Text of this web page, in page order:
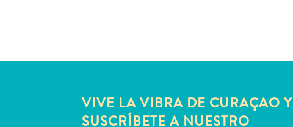
VIVE LA VIBRA DE CURAÇAO Y
SUSCRÍBETE A NUESTRO